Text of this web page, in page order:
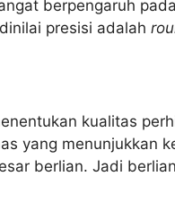
berpengaruh
presisi adalah
kualitas
yang menunjukkan
berlian. Jadi